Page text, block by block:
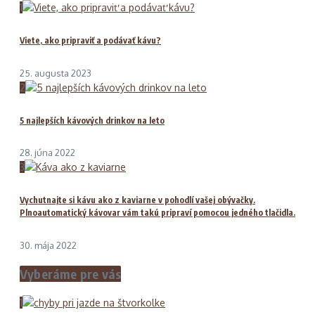
1
Viete, ako pripraviť a podávať kávu?
25. augusta 2023
2
5 najlepších kávových drinkov na leto
28. júna 2022
3
Vychutnajte si kávu ako z kaviarne v pohodlí vašej obývačky.
Plnoautomatický kávovar vám takú pripraví pomocou jedného tlačidla.
30. mája 2022
Vyberáme pre vás
1